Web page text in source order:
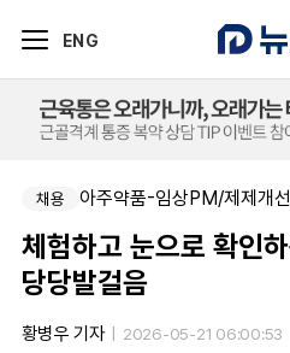
ENG
채용 아주약품-임상PM/제제개
체험하고 눈으로 확인
당당발걸음
황병우 기자 2026-05-21 06:00:53